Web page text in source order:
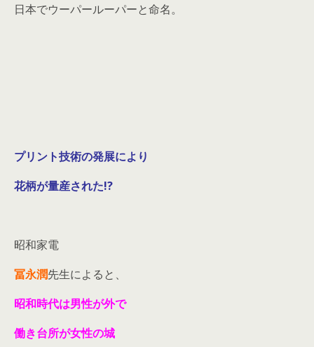
日本でウーパールーパーと命名。
プリント技術の発展により
花柄が量産された!?
昭和家電
冨永潤先生によると、
昭和時代は男性が外で
働き台所が女性の城